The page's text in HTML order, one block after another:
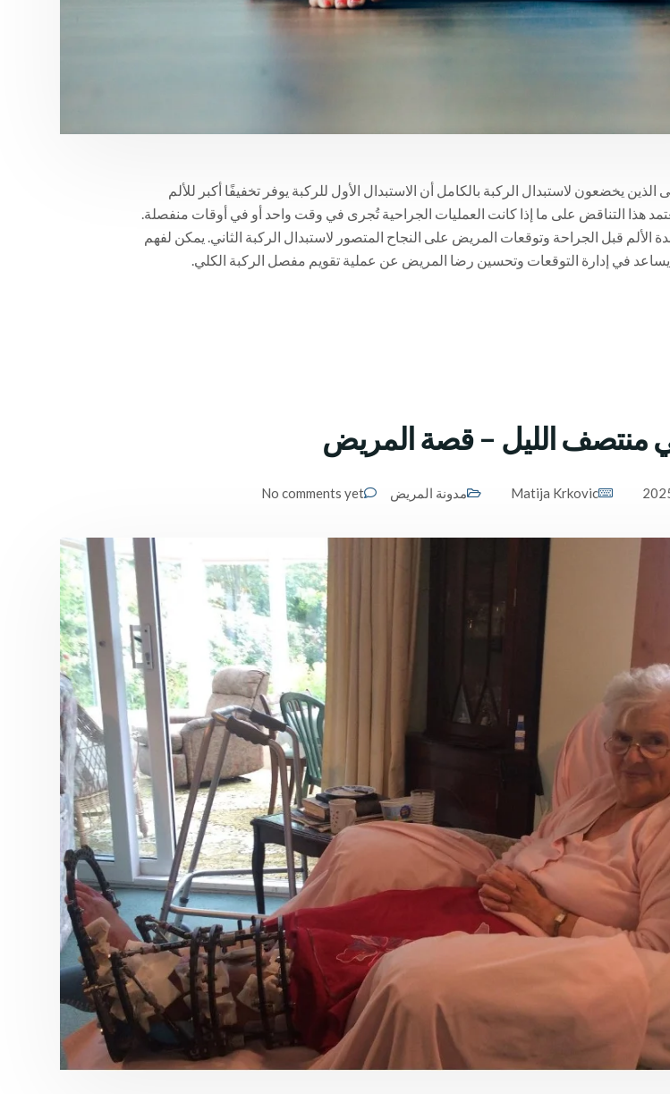
الذين يخضعون لاستبدال الركبة بالكامل أن الاستبدال الأول للركبة يوفر تخفيفًا أكبر للألم
يعتمد هذا التناقض على ما إذا كانت العمليات الجراحية تُجرى في وقت واحد أو في أوقات منفصلة.
الألم قبل الجراحة وتوقعات المريض على النجاح المتصور لاستبدال الركبة الثاني. يمكن لفهم
يساعد في إدارة التوقعات وتحسين رضا المريض عن عملية تقويم مفصل الركبة الكلي.
منتصف الليل – قصة المريض
Matija Krkovic مدونة المريض No comments yet